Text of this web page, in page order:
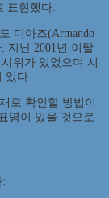
표현했다.
디아즈(Armando
지난 2001년 이탈
위가 있었으며 시
있다.
로 확인할 방법이
명이 있을 것으로
: